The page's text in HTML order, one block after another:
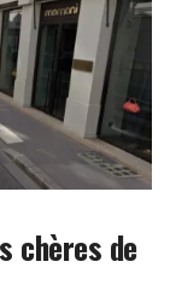
chères de